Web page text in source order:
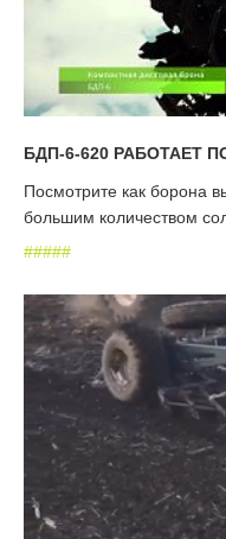
БДП-6-620 РАБОТАЕТ
Посмотрите как борона
большим количеством
#####